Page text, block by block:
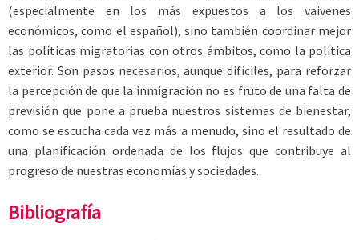
(especialmente en los más expuestos a los vaivenes
económicos, como el español), sino también coordinar mejor
las políticas migratorias con otros ámbitos, como la política
exterior. Son pasos necesarios, aunque difíciles, para reforzar
la percepción de que la inmigración no es fruto de una falta de
previsión que pone a prueba nuestros sistemas de bienestar,
como se escucha cada vez más a menudo, sino el resultado de
una planificación ordenada de los flujos que contribuye al
progreso de nuestras economías y sociedades.
Bibliografía